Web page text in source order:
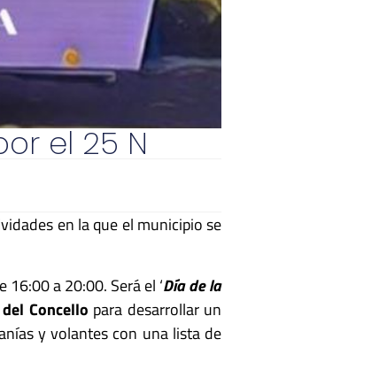
el 25 N
en la que el municipio se
a 20:00. Será el ‘Día de la
Concello para desarrollar un
y volantes con una lista de